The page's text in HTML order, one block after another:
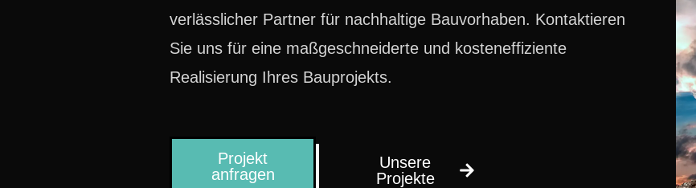
verlässlicher Partner für nachhaltige Bauvorhaben. Kontaktieren
Sie uns für eine maßgeschneiderte und kosteneffiziente
Realisierung Ihres Bauprojekts.
Projekt
anfragen
Unsere
Projekte